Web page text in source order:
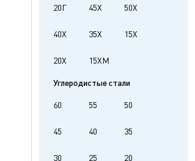
20Г 45Х 50Х
40Х 35Х 15Х
20Х 15ХМ
Углеродистые стали
60 55 50
45 40 35
30 25 20